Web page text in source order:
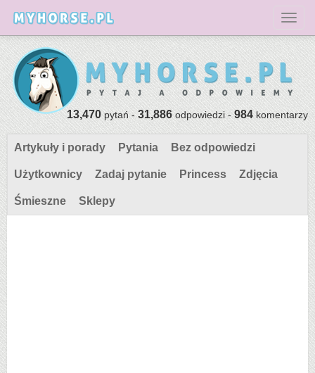
13,470pytań -31,886odpowiedzi -984komentarzy
Artykuły i porady Pytania Bez odpowiedzi
Użytkownicy Zadaj pytanie Princess Zdjęcia
Śmieszne Sklepy